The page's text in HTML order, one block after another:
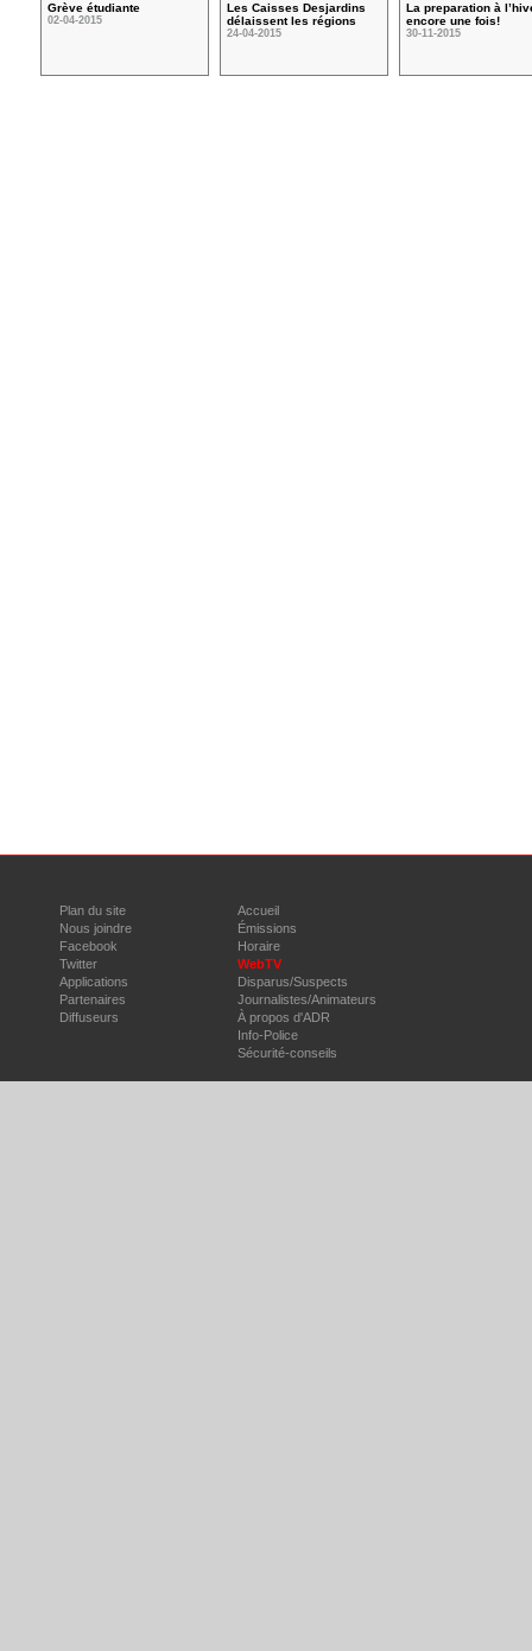
Grève étudiante
02-04-2015
Les Caisses Desjardins
délaissent les régions
24-04-2015
La preparation à
encore une fois!
30-11-2015
Plan du site
Nous joindre
Facebook
Twitter
Applications
Partenaires
Diffuseurs
Accueil
Émissions
Horaire
WebTV
Disparus/Suspects
Journalistes/Animateurs
À propos d'ADR
Info-Police
Sécurité-conseils